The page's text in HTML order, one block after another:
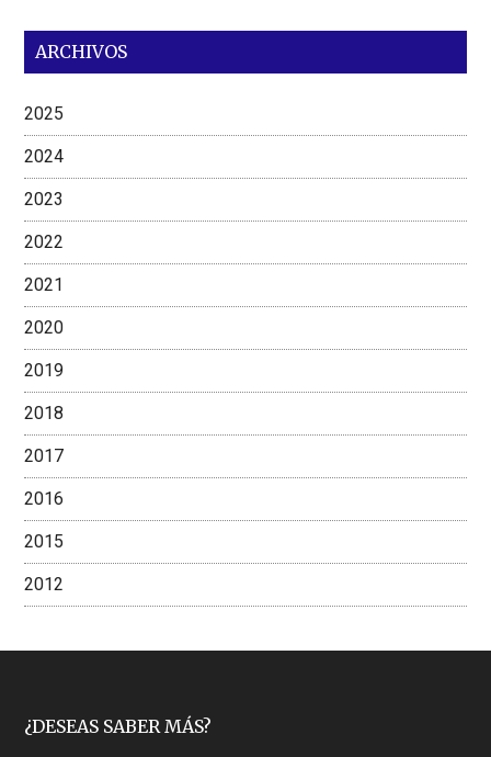
ARCHIVOS
2025
2024
2023
2022
2021
2020
2019
2018
2017
2016
2015
2012
Footer
¿DESEAS SABER MÁS?